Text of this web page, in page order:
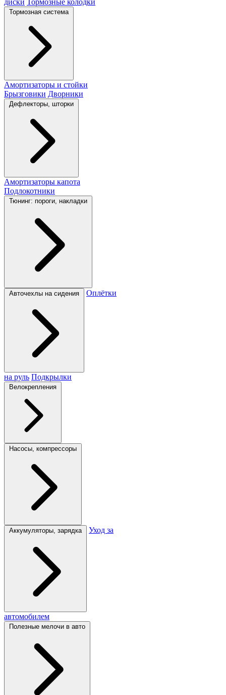
диски Тормозные колодки
Тормозная система
Амортизаторы и стойки
Брызговики Дворники
Дефлекторы, шторки
Амортизаторы капота
Подлокотники
Тюнинг: пороги, накладки
Авточехлы на сидения Оплётки
на руль Подкрылки
Велокрепления
Насосы, компрессоры
Аккумуляторы, зарядка Уход за
автомобилем
Полезные мелочи в авто